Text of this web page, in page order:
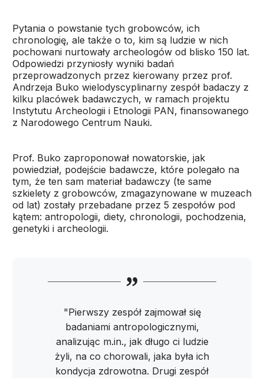
Pytania o powstanie tych grobowców, ich
chronologię, ale także o to, kim są ludzie w nich
pochowani nurtowały archeologów od blisko 150 lat.
Odpowiedzi przyniosły wyniki badań
przeprowadzonych przez kierowany przez prof.
Andrzeja Buko wielodyscyplinarny zespół badaczy z
kilku placówek badawczych, w ramach projektu
Instytutu Archeologii i Etnologii PAN, finansowanego
z Narodowego Centrum Nauki.
Prof. Buko zaproponował nowatorskie, jak
powiedział, podejście badawcze, które polegało na
tym, że ten sam materiał badawczy (te same
szkielety z grobowców, zmagazynowane w muzeach
od lat) zostały przebadane przez 5 zespołów pod
kątem: antropologii, diety, chronologii, pochodzenia,
genetyki i archeologii.
"Pierwszy zespół zajmował się
badaniami antropologicznymi,
analizując m.in., jak długo ci ludzie
żyli, na co chorowali, jaka była ich
kondycja zdrowotna. Drugi zespół